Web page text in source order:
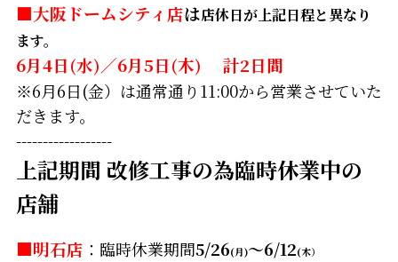
■大阪ドームシティ店は店休日が上記日程と異なり
ます。
6月4日(水)／6月5日(木) 計2日間
※6月6日(金）は通常通り11:00から営業させていた
だきます。
------------------
上記期間 改修工事の為臨時休業中の
店舗
■明石店 ：臨時休業期間5/26(月)～6/12(木）